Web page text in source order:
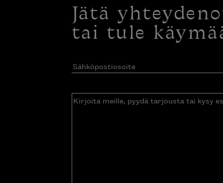
Jätä
tai tule
Sähköpostiosoite(Pakollinen)
Kirjoita